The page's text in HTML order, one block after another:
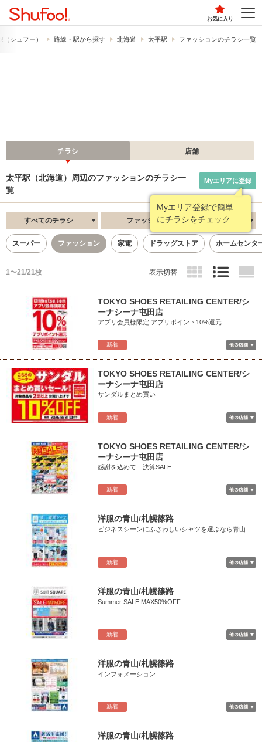
お気に入り
シュフー） 路線・駅から探す 北海道 太平駅 ファッションのチラシ一覧
チラシ 店舗
太平駅（北海道）周辺のファッションのチラシ一
覧
Myエリア登録で簡単
にチラシをチェック
Myエリアに登録
すべてのチラシ ファッション 新着順
スーパー ファッション 家電 ドラッグストア ホームセンタ
1〜21/21枚 表示切替
新着
TOKYO SHOES RETAILING CENTER/シ
ーナシーナ屯田店
アプリ会員様限定 アプリポイント10%還元
新着
TOKYO SHOES RETAILING CENTER/シ
ーナシーナ屯田店
サンダルまとめ買い
新着
TOKYO SHOES RETAILING CENTER/シ
ーナシーナ屯田店
感謝を込めて 決算SALE
新着
洋服の青山/札幌篠路
ビジネスシーンにふさわしいシャツを選ぶなら青山
新着
洋服の青山/札幌篠路
Summer SALE MAX50%OFF
新着
洋服の青山/札幌篠路
インフォメーション
洋服の青山/札幌篠路